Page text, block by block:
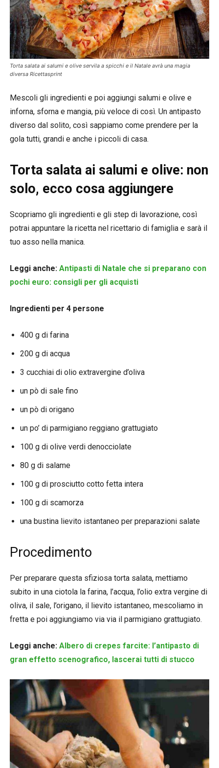
Torta salata ai salumi e olive servila a spicchi e il Natale avrà una magia
diversa Ricettasprint
Mescoli gli ingredienti e poi aggiungi salumi e olive e
inforna, sforna e mangia, più veloce di così. Un antipasto
diverso dal solito, così sappiamo come prendere per la
gola tutti, grandi e anche i piccoli di casa.
Torta salata ai salumi e olive: non
solo, ecco cosa aggiungere
Scopriamo gli ingredienti e gli step di lavorazione, così
potrai appuntare la ricetta nel ricettario di famiglia e sarà il
tuo asso nella manica.
Leggi anche: Antipasti di Natale che si preparano con
pochi euro: consigli per gli acquisti
Ingredienti per 4 persone
400 g di farina
200 g di acqua
3 cucchiai di olio extravergine d’oliva
un pò di sale fino
un pò di origano
un po’ di parmigiano reggiano grattugiato
100 g di olive verdi denocciolate
80 g di salame
100 g di prosciutto cotto fetta intera
100 g di scamorza
una bustina lievito istantaneo per preparazioni salate
Procedimento
Per preparare questa sfiziosa torta salata, mettiamo
subito in una ciotola la farina, l’acqua, l’olio extra vergine di
oliva, il sale, l’origano, il lievito istantaneo, mescoliamo in
fretta e poi aggiungiamo via via il parmigiano grattugiato.
Leggi anche: Albero di crepes farcite: l’antipasto di
gran effetto scenografico, lascerai tutti di stucco